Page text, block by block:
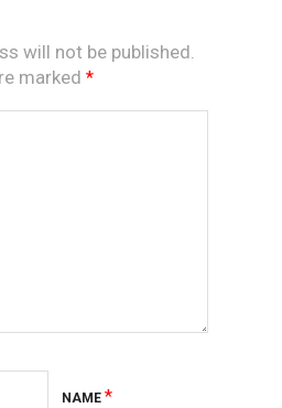
will not be published.
marked *
NAME *